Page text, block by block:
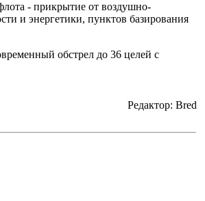
- прикрытие от воздушно-
и энергетики, пунктов базирования
обстрел до 36 целей с
Редактор: Bred